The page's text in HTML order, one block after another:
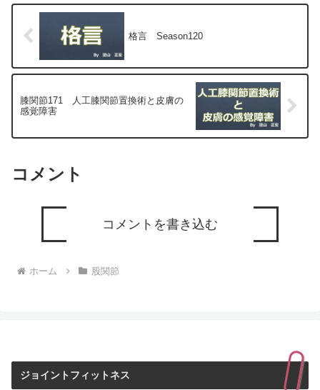
格言 Season120
膝関節171 人工膝関節置換術と皮膚の
感覚障害
コメント
コメントを書き込む
ホーム 股関節
ジョイントフィットネス